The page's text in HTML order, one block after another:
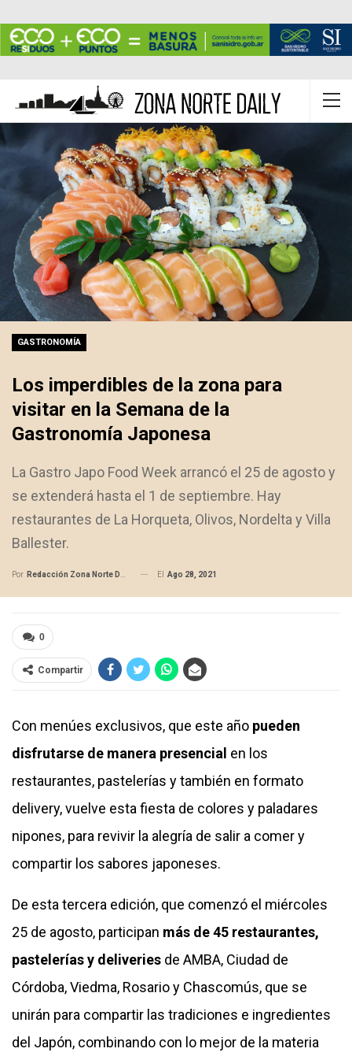
GASTRONOMÍA
Los imperdibles de la zona para
visitar en la Semana de la
Gastronomía Japonesa
La Gastro Japo Food Week arrancó el 25 de agosto y
se extenderá hasta el 1 de septiembre. Hay
restaurantes de La Horqueta, Olivos, Nordelta y Villa
Ballester.
Por Redacción Zona Norte Daily El Ago 28, 2021
0
Compartir
Con menúes exclusivos, que este año pueden
disfrutarse de manera presencial en los
restaurantes, pastelerías y también en formato
delivery, vuelve esta fiesta de colores y paladares
nipones, para revivir la alegría de salir a comer y
compartir los sabores japoneses.
De esta tercera edición, que comenzó el miércoles
25 de agosto, participan más de 45 restaurantes,
pastelerías y deliveries de AMBA, Ciudad de
Córdoba, Viedma, Rosario y Chascomús, que se
unirán para compartir las tradiciones e ingredientes
del Japón, combinando con lo mejor de la materia